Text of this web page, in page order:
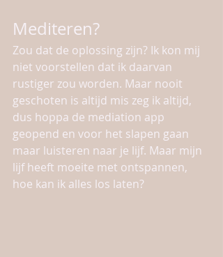
Mediteren?
Zou dat de oplossing zijn? Ik kon mij
niet voorstellen dat ik daarvan
rustiger zou worden. Maar nooit
geschoten is altijd mis zeg ik altijd,
dus hoppa de mediation app
geopend en voor het slapen gaan
maar luisteren naar je lijf. Maar mijn
lijf heeft moeite met ontspannen,
hoe kan ik alles los laten?